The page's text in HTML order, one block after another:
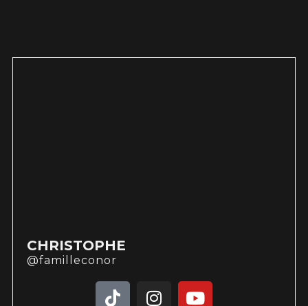
CHRISTOPHE
@familleconor